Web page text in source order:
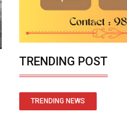
TRENDING POST
TRENDING NEWS